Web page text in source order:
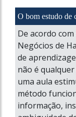
O bom estudo de
De acordo
Negócios de
de
não é
uma aula
método
informação,